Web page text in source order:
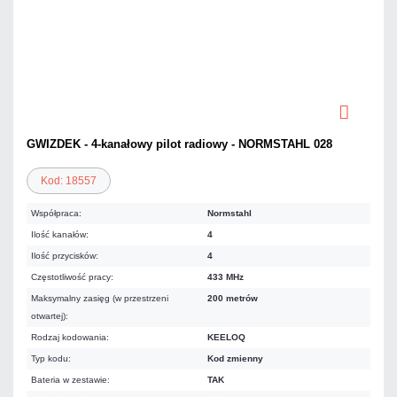
GWIZDEK - 4-kanałowy pilot radiowy - NORMSTAHL 028
Kod: 18557
Współpraca: Normstahl
Ilość kanałów: 4
Ilość przycisków: 4
Częstotliwość pracy: 433 MHz
Maksymalny zasięg (w przestrzeni
otwartej):
200 metrów
Rodzaj kodowania: KEELOQ
Typ kodu: Kod zmienny
Bateria w zestawie: TAK